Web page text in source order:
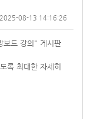
2025-08-13 14:16:26
보드 강의" 게시판
록 최대한 자세히